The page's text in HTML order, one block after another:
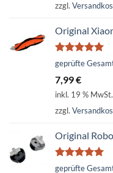
zzgl.
Original
Bewertet
von 5
geprüfte
7,99€
inkl. 19 % MwSt.
zzgl.
Original
Bewertet
geprüfte